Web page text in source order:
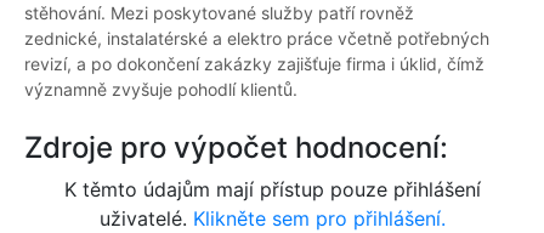
stěhování. Mezi poskytované služby patří rovněž
zednické, instalatérské a elektro práce včetně potřebných
revizí, a po dokončení zakázky zajišťuje firma i úklid, čímž
významně zvyšuje pohodlí klientů.
Zdroje pro výpočet hodnocení:
K těmto údajům mají přístup pouze přihlášení
uživatelé. Klikněte sem pro přihlášení.